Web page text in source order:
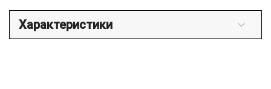
Характеристики